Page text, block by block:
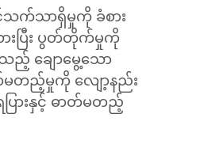
သက်သာရှိမှုကို ခံစား
းပြီး ပွတ်တိုက်မှုကို
ည့် ချောမွေ့သော
မတည့်မှုကို လျော့နည်း
ပြားနှင့် ဓာတ်မတည့်